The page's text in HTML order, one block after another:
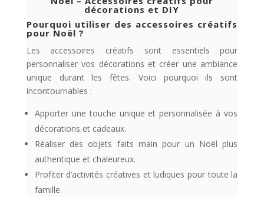
décorations et DIY
Pourquoi utiliser des accessoires créatifs
pour Noël ?
Les accessoires créatifs sont essentiels pour
personnaliser vos décorations et créer une ambiance
unique durant les fêtes. Voici pourquoi ils sont
incontournables :
Apporter une touche unique et personnalisée à vos
décorations et cadeaux.
Réaliser des objets faits main pour un Noël plus
authentique et chaleureux.
Profiter d’activités créatives et ludiques pour toute la
famille.